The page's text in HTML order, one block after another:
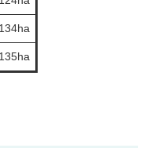
134ha
135ha